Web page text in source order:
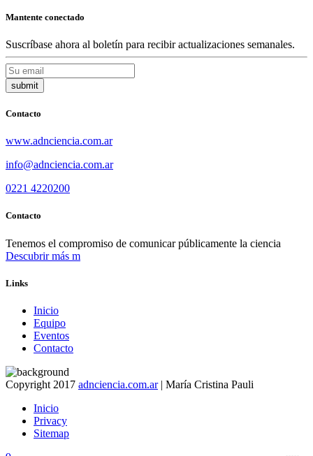
Mantente conectado
Suscríbase ahora al boletín para recibir actualizaciones semanales.
Contacto
www.adnciencia.com.ar
info@adnciencia.com.ar
0221 4220200
Contacto
Tenemos el compromiso de comunicar públicamente la ciencia
Descubrir más
Links
Inicio
Equipo
Eventos
Contacto
Copyright 2017 adnciencia.com.ar| María Cristina Pauli
Inicio
Privacy
Sitemap